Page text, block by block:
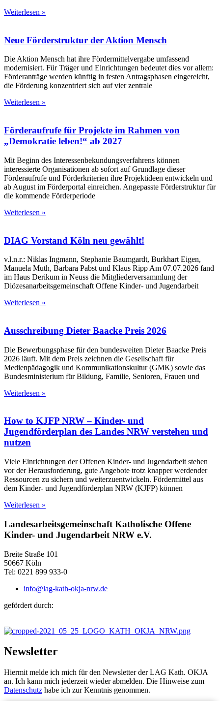
Weiterlesen »
Neue Förderstruktur der Aktion Mensch
Die Aktion Mensch hat ihre Fördermittelvergabe umfassend
modernisiert. Für Träger und Einrichtungen bedeutet dies vor allem:
Förderanträge werden künftig in festen Antragsphasen eingereicht,
die Förderung konzentriert sich auf vier zentrale
Weiterlesen »
Förderaufrufe für Projekte im Rahmen von
„Demokratie leben!“ ab 2027
Mit Beginn des Interessenbekundungsverfahrens können
interessierte Organisationen ab sofort auf Grundlage dieser
Förderaufrufe und Förderkriterien ihre Projektideen entwickeln und
ab August im Förderportal einreichen. Angepasste Förderstruktur für
die kommende Förderperiode
Weiterlesen »
DIAG Vorstand Köln neu gewählt!
v.l.n.r.: Niklas Ingmann, Stephanie Baumgardt, Burkhart Eigen,
Manuela Muth, Barbara Pabst und Klaus Ripp Am 07.07.2026 fand
im Haus Derikum in Neuss die Mitgliederversammlung der
Diözesanarbeitsgemeinschaft Offene Kinder- und Jugendarbeit
Weiterlesen »
Ausschreibung Dieter Baacke Preis 2026
Die Bewerbungsphase für den bundesweiten Dieter Baacke Preis
2026 läuft. Mit dem Preis zeichnen die Gesellschaft für
Medienpädagogik und Kommunikationskultur (GMK) sowie das
Bundesministerium für Bildung, Familie, Senioren, Frauen und
Weiterlesen »
How to KJFP NRW – Kinder- und
Jugendförderplan des Landes NRW verstehen und
nutzen
Viele Einrichtungen der Offenen Kinder- und Jugendarbeit stehen
vor der Herausforderung, gute Angebote trotz knapper werdender
Ressourcen zu sichern und weiterzuentwickeln. Fördermittel aus
dem Kinder- und Jugendförderplan NRW (KJFP) können
Weiterlesen »
Landesarbeitsgemeinschaft Katholische Offene
Kinder- und Jugendarbeit NRW e.V.
Breite Straße 101
50667 Köln
Tel: 0221 899 933-0
info@lag-kath-okja-nrw.de
gefördert durch:
Newsletter
Hiermit melde ich mich für den Newsletter der LAG Kath. OKJA
an. Ich kann mich jederzeit wieder abmelden. Die Hinweise zum
Datenschutz habe ich zur Kenntnis genommen.